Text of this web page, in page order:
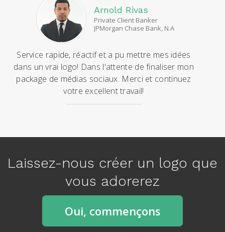
Arnold Rivas
Private Client Banker
JPMorgan Chase Bank, N.A
Service rapide, réactif et a pu mettre mes idées
dans un vrai logo! Dans l'attente de finaliser mon
package de médias sociaux. Merci et continuez
votre excellent travail!
Laissez-nous créer un logo que
vous adorerez
Oui, commençons